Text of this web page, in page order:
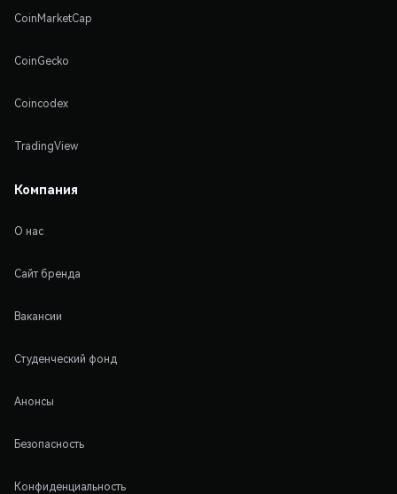
CoinMarketCap
CoinGecko
Coincodex
TradingView
Компания
О нас
Сайт бренда
Вакансии
Студенческий фонд
Анонсы
Безопасность
Конфиденциальность